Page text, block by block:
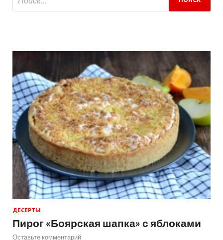
ДЕСЕРТЫ
Пирог «Боярская шапка» с яблоками
Оставьте комментарий